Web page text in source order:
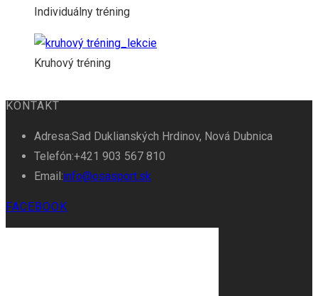
Individuálny tréning
Kruhový tréning
KONTAKT
Adresa:Sad Duklianských Hrdinov, Nová Dubnica
Telefón:+421 903 567 810
Email:info@osasport.sk
FACEBOOK